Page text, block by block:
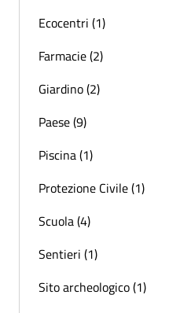
Ecocentri (1)
Farmacie (2)
Giardino (2)
Paese (9)
Piscina (1)
Protezione Civile (1)
Scuola (4)
Sentieri (1)
Sito archeologico (1)